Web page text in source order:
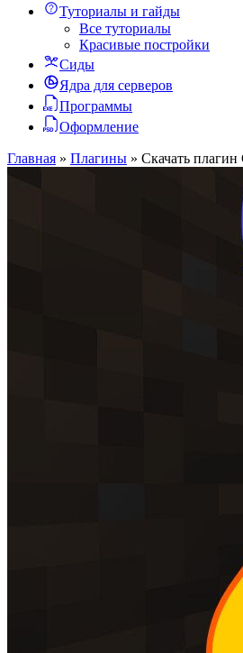
Туториалы и гайды
Все туториалы
Красивые постройки
Сиды
Ядра для серверов
Программы
Оформление
Главная » Плагины » Скачать